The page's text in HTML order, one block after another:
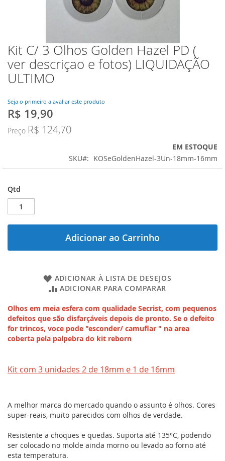
Kit C/ 3 Olhos Golden Hazel PD (
ver descriçao e fotos) LIQUIDAÇÃO
ULTIMO
Seja o primeiro a avaliar este produto
Preço
R$ 19,90
Preço R$ 124,70
EM ESTOQUE
SKU
KOSeGoldenHazel-3Un-18mm-16mm
Qtd
Adicionar ao Carrinho
ADICIONAR À LISTA DE DESEJOS
ADICIONAR PARA COMPARAR
Olhos em meia esfera com qualidade Secrist, com pequenos
defeitos que são disfarçáveis depois de pronto. Se o defeito
for trincos, voce pode "esconder/ camuflar " na area
coberta pela palpebra do kit reborn
Kit com 3 unidades 2 de 18mm e 1 de 16mm
A melhor marca do mercado quando o assunto é olhos. Cores
super-reais, muito parecidos com olhos de verdade.
Resistente a choques e quedas. Suporta até 135°C, podendo
ser colocado no molde ainda morno ou levado ao forno até
esta temperatura.
Saltar
para
o
início
Galeria
de
imagens